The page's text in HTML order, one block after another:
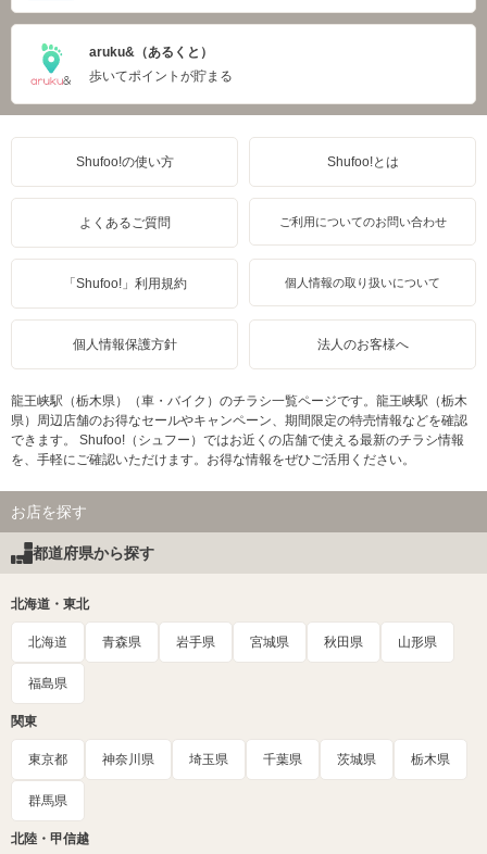
aruku&（あるくと）
歩いてポイントが貯まる
Shufoo!の使い方 Shufoo!とは
よくあるご質問 ご利用についてのお問い合わせ
「Shufoo!」利用規約 個人情報の取り扱いについて
個人情報保護方針 法人のお客様へ
龍王峡駅（栃木県）（車・バイク）のチラシ一覧ページです。龍王峡駅（栃木
県）周辺店舗のお得なセールやキャンペーン、期間限定の特売情報などを確認
できます。 Shufoo!（シュフー）ではお近くの店舗で使える最新のチラシ情報
を、手軽にご確認いただけます。お得な情報をぜひご活用ください。
お店を探す
都道府県から探す
北海道・東北
北海道 青森県 岩手県 宮城県 秋田県 山形県
福島県
関東
東京都 神奈川県 埼玉県 千葉県 茨城県 栃木県
群馬県
北陸・甲信越